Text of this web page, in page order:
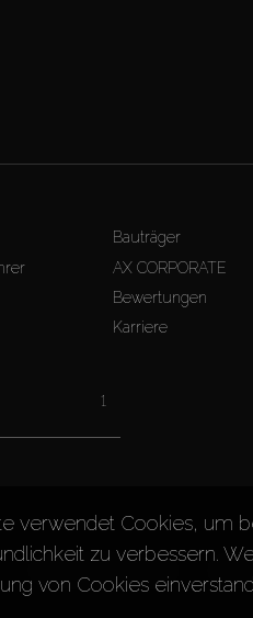
Bauträger
AX CORPORATE
Bewertungen
Karriere
1
verwendet Cookies, um
zu verbessern.
von Cookies